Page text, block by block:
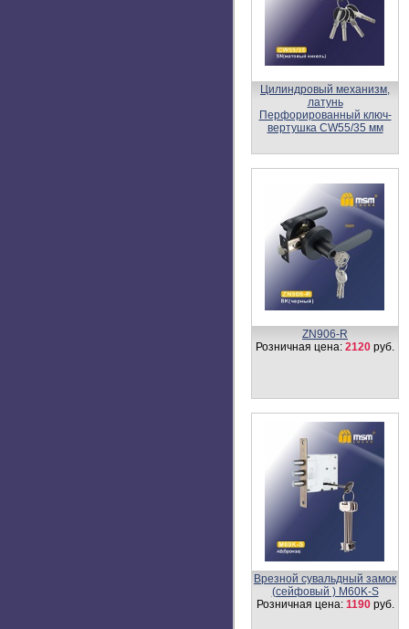
Цилиндровый механизм,
латунь
Перфорированный ключ-
вертушка CW45/35 мм
Накладка под цилиндр
(овальная) QQ1
Цилиндровый механизм,
латунь
Перфорированный ключ-